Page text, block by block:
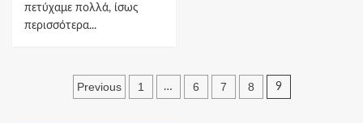
πετύχαμε πολλά, ίσως
περισσότερα...
Πλοήγηση
Previous 1 … 6 7 8 9